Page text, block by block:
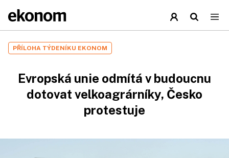
PŘÍLOHA TÝDENÍKU EKONOM
Evropská unie odmítá v budoucnu
dotovat velkoagrárníky, Česko
protestuje